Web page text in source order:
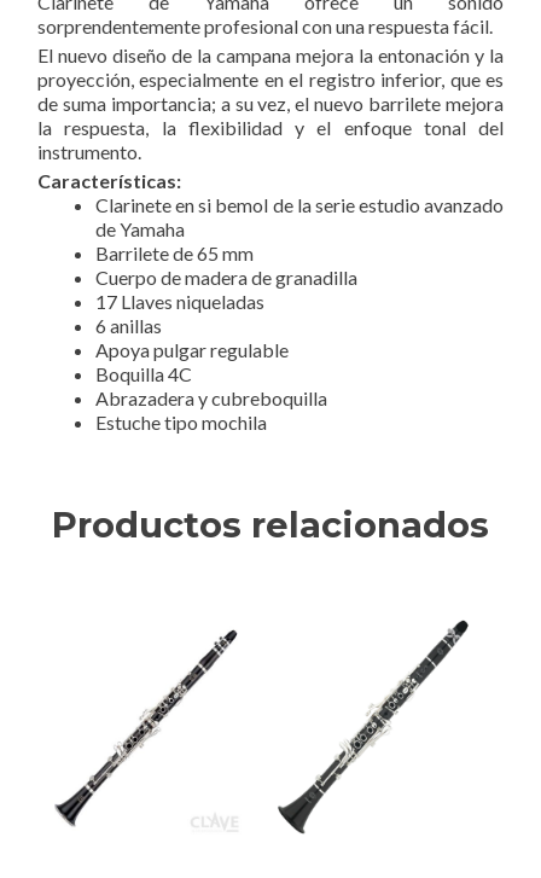
sorprendentemente profesional con una respuesta fácil.
El nuevo diseño de la campana mejora la entonación y la
proyección, especialmente en el registro inferior, que es
de suma importancia; a su vez, el nuevo barrilete mejora
la respuesta, la flexibilidad y el enfoque tonal del
instrumento.
Características:
Clarinete en si bemol de la serie estudio avanzado
de Yamaha
Barrilete de 65 mm
Cuerpo de madera de granadilla
17 Llaves niqueladas
6 anillas
Apoya pulgar regulable
Boquilla 4C
Abrazadera y cubreboquilla
Estuche tipo mochila
Productos relacionados